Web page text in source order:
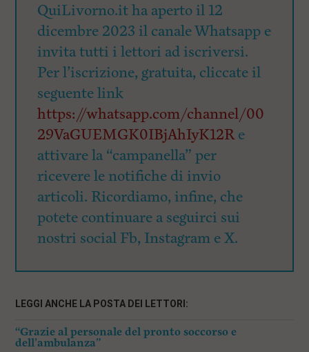
QuiLivorno.it ha aperto il 12
dicembre 2023 il canale Whatsapp e
invita tutti i lettori ad iscriversi.
Per l’iscrizione, gratuita, cliccate il
seguente link
https://whatsapp.com/channel/00
29VaGUEMGK0IBjAhIyK12Re
attivare la “campanella” per
ricevere le notifiche di invio
articoli. Ricordiamo, infine, che
potete continuare a seguirci sui
nostri social Fb, Instagram e X.
LEGGI ANCHE LA POSTA DEI LETTORI:
“Grazie al personale del pronto soccorso e
dell’ambulanza”